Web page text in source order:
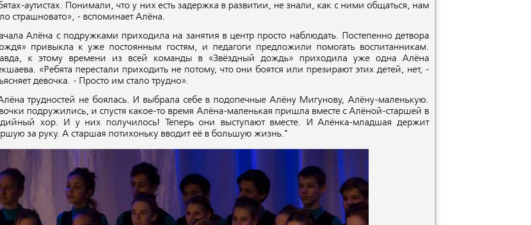
аутистах. Понимали, что у них есть задержка в развитии, не знали, как с ними общаться, нам
страшновато», - вспоминает Алёна.
Алёна с подружками приходила на занятия в центр просто наблюдать. Постепенно дет­вора
привыкла к уже постоянным гостям, и педагоги предложили помогать воспитанникам.
к этому времени из всей команды в «Звёзд­ный дождь» приходила уже одна Алёна
«Ребята перестали приходить не потому, что они боятся или презирают этих детей, нет, -
девочка. - Просто им стало трудно».
трудностей не боялась. И выбрала себе в подопечные Алёну Мигунову, Алёну-маленькую.
подружились, и спустя какое-то время Алёна-маленькая пришла вместе с Алёной-старшей в
хор. И у них получилось! Теперь они выступают вместе. И Алёнка-младшая держит
за руку. А старшая потихоньку вводит её в большую жизнь."